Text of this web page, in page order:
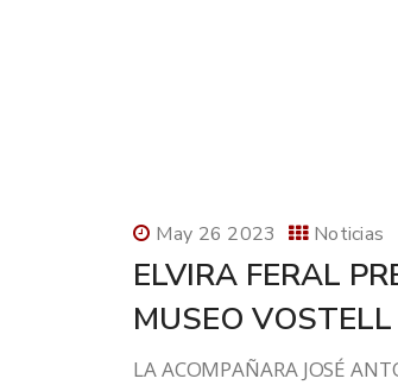
May 26 2023 Noticias
ELVIRA FERAL
MUSEO
LA ACOMPAÑARA JOSÉ